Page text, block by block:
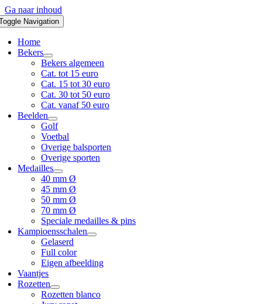
Ga naar inhoud
Navigation
Home
Bekers
Bekers algemeen
Cat. tot 15 euro
Cat. 15 tot 30 euro
Cat. 30 tot 50 euro
Cat. vanaf 50 euro
Beelden
Golf
Voetbal
Overige balsporten
Overige sporten
Medailles
40 mm Ø
45 mm Ø
50 mm Ø
70 mm Ø
Speciale medailles & pins
Kampioensschalen
Gelaserd
Full color
Eigen afbeelding
Vaantjes
Rozetten
Rozetten blanco